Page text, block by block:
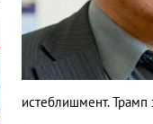
истеблишмент. Трамп